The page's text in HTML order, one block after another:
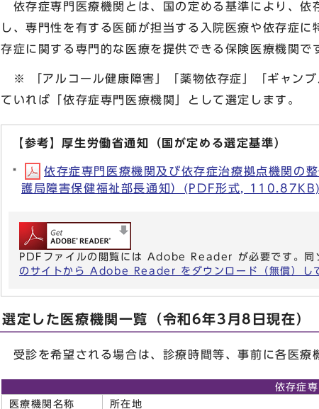
依存症専門医療機関とは、国の定める基準により、依
し、専門性を有する医師が担当する入院医療や依存症
存症に関する専門的な医療を提供できる保険医療機関で
※ 「アルコール健康障害」「薬物依存症」「ギャン
ていれば「依存症専門医療機関」として選定します。
【参考】厚生労働省通知（国が定める選定基準）
依存症専門医療機関及び依存症治療拠点機関
護局障害保健福祉部長通知）(PDF形式, 110.87KB)
PDFファイルの閲覧には Adobe Reader が必要です。同
のサイトから Adobe Reader をダウンロード（無償）し
選定した医療機関一覧（令和6年3月8日現在）
受診を希望される場合は、診療時間等、事前に各医療
依存症
医療機関名称
所在地